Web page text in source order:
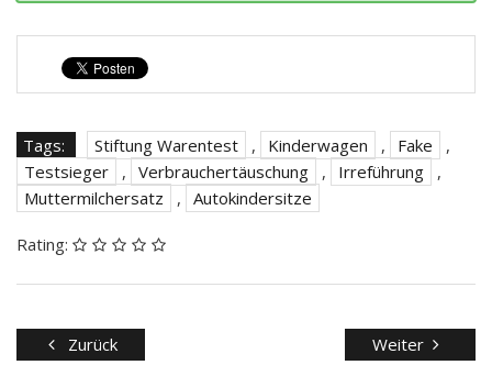
Tags: Stiftung Warentest , Kinderwagen , Fake
,
Testsieger
, Verbrauchertäuschung , Irreführung
,
Muttermilchersatz
, Autokindersitze
Rating:
Zurück Weiter